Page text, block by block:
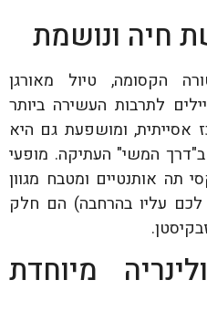
חיה ונושמת
הקסומה, טיול מאורגן
לתרבות העשירה ביותר
אסייתית, ומושפעת גם היא
המשי" העתיקה. מופעי
תה אותנטיים ומטבח מגוון
עליו בהרחבה) הם חלק
מיוחדת